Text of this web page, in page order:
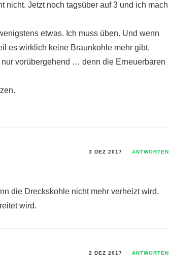
nicht. Jetzt noch tagsüber auf 3 und ich mach
etwas. Ich muss üben. Und wenn
es wirklich keine Braunkohle mehr gibt,
vorübergehend … denn die Erneuerbaren
3 DEZ 2017 ANTWORTEN
die Dreckskohle nicht mehr verheizt wird.
wird.
2 DEZ 2017 ANTWORTEN